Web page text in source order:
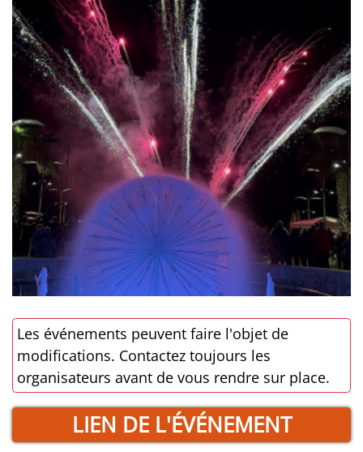
Les événements peuvent faire l'objet de
modifications. Contactez toujours les
organisateurs avant de vous rendre sur place.
LIEN DE L'ÉVÉNEMENT